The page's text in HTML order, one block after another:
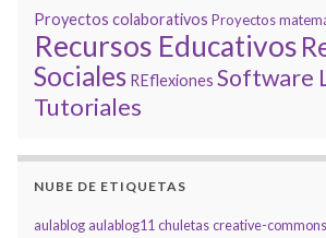
Proyectos colaborativos Proyectos
Recursos Educativos
Sociales REflexiones Software
Tutoriales
NUBE DE ETIQUETAS
aulablog aulablog11 chuletas creative-commons